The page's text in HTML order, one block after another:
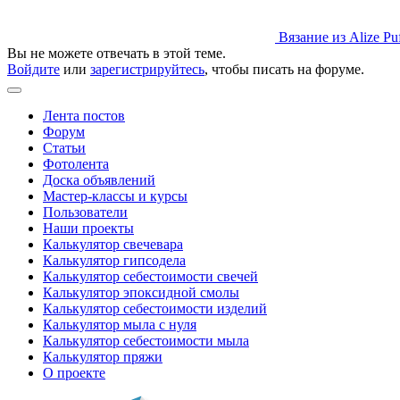
Вязание из Alize
Вы не можете отвечать в этой теме.
Войдите или зарегистрируйтесь, чтобы писать на форуме.
Лента постов
Форум
Статьи
Фотолента
Доска объявлений
Мастер-классы и курсы
Пользователи
Наши проекты
Калькулятор свечевара
Калькулятор гипсодела
Калькулятор себестоимости свечей
Калькулятор эпоксидной смолы
Калькулятор себестоимости изделий
Калькулятор мыла с нуля
Калькулятор себестоимости мыла
Калькулятор пряжи
О проекте